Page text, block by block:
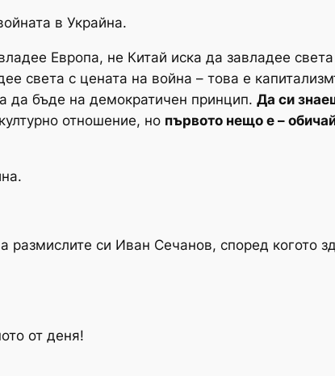
в Украйна.
Европа, не Китай иска да завладее
света с цената на война – това е
да бъде на демократичен принцип. Да си
отношение, но първото нещо е –
размислите си Иван Сечанов, според когото
от деня!